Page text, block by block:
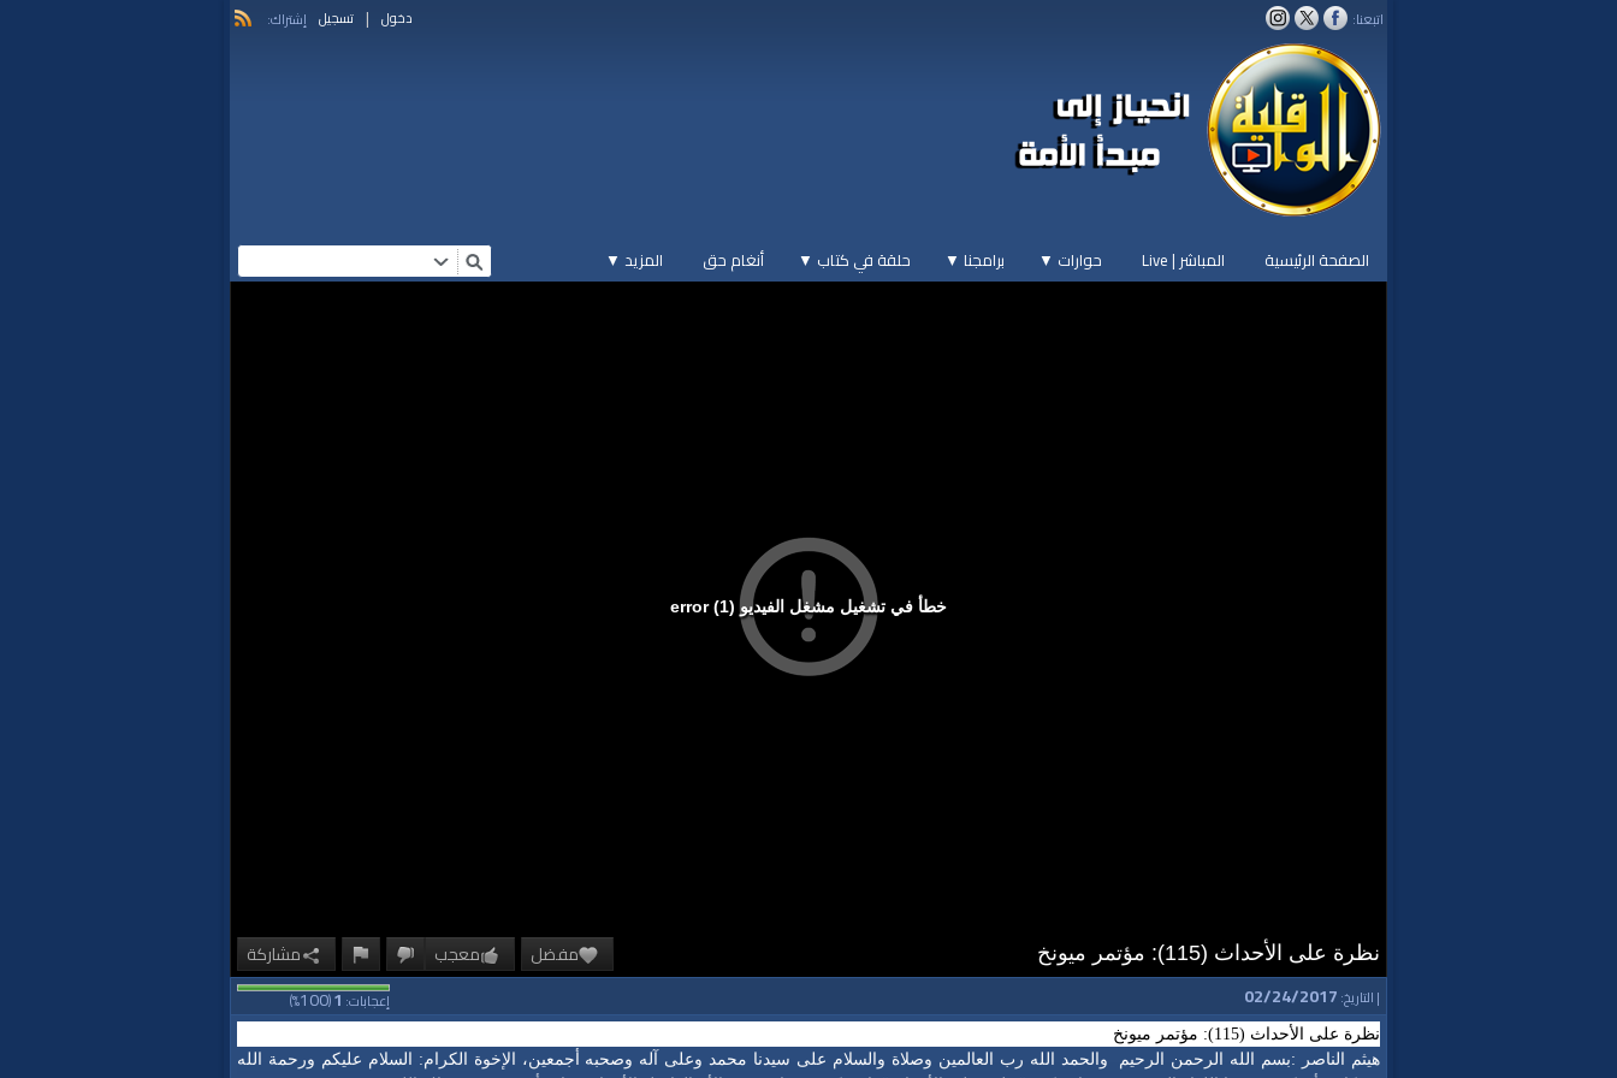
اتبعنا: دخول | تسجيل إشتراك:
الصفحة الرئيسية المباشر | Live حوارات ▼ برامجنا ▼ حلقة في كتاب ▼ أنغام حق المزيد ▼
خطأ في تشغيل مشغل الفيديو (1) error
مفضل معجب مشاركة
نظرة على الأحداث (115): مؤتمر ميونخ
إعجابات:1
(
100
%) | التاريخ: 02/24/2017
نظرة على الأحداث (115): مؤتمر ميونخ
هيثم الناصر :بسم الله الرحمن الرحيم
والحمد الله رب العالمين وصلاة والسلام على سيدنا محمد وعلى آله وصحبه أجمعين، الإخوة الكرام: السلام عليكم ورحمة الله